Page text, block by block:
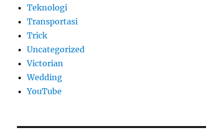
Teknologi
Transportasi
Trick
Uncategorized
Victorian
Wedding
YouTube